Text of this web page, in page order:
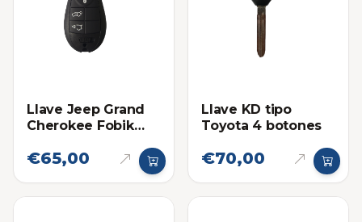
Llave Jeep Grand
Cherokee Fobik
€65,00
Llave KD tipo
Toyota 4 botones
€70,00